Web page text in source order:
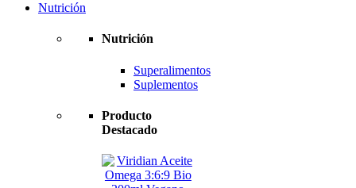
Nutrición
Nutrición
Superalimentos
Suplementos
Producto
Destacado